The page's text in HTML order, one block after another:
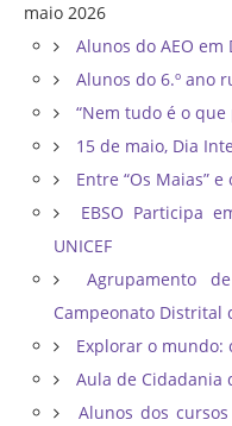
maio 2026
Alunos do AEO em
Alunos do 6.º ano
“Nem tudo é o que
15 de maio, Dia
Entre “Os Maias”
EBSO Participa
UNICEF
Agrupamento
Campeonato Distrital
Explorar o mundo:
Aula de Cidadania
Alunos dos